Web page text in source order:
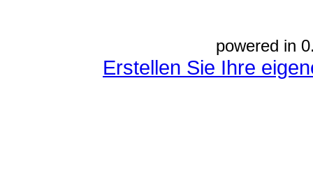
powered in
Erstellen Sie Ihre